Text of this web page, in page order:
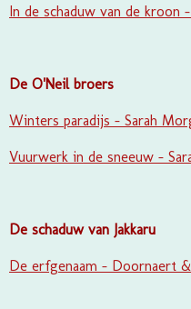
In de schaduw van de kroon
De O'Neil broers
Winters paradijs - Sarah
Vuurwerk in de sneeuw -
De schaduw van Jakkaru
De erfgenaam - Doornaert